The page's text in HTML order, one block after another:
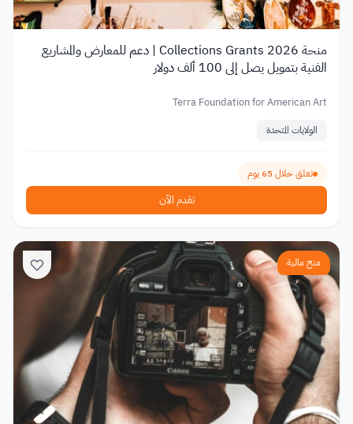
منحة Collections Grants 2026 | دعم للمعارض والمشاريع
الفنية بتمويل يصل إلى 100 ألف دولار
Terra Foundation for American Art
الولايات المتحدة
تغلق خلال 65 يوم
تقدم الآن
منح مالية